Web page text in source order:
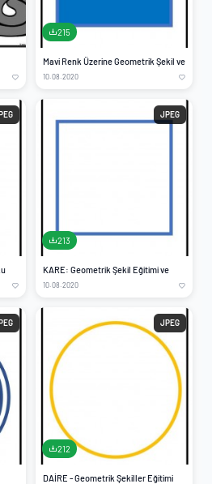
215
Mavi Renk Üzerine Geometrik Şekil ve
10.08.2020
JPEG
213
KARE: Geometrik Şekil Eğitimi ve
10.08.2020
JPEG
212
DAİRE - Geometrik Şekiller Eğitimi